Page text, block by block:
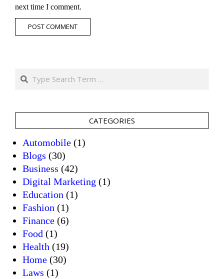
next time I comment.
Search
CATEGORIES
Automobile (1)
Blogs (30)
Business (42)
Digital Marketing (1)
Education (1)
Fashion (1)
Finance (6)
Food (1)
Health (19)
Home (30)
Laws (1)